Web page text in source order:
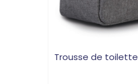
Trousse de toilette